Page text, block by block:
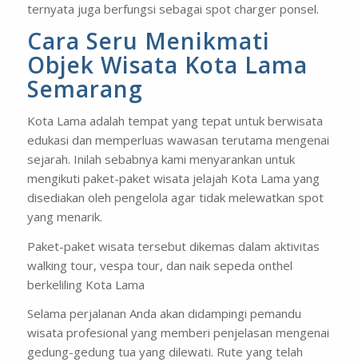
ternyata juga berfungsi sebagai spot chargerponsel.
Cara Seru Menikmati
Objek Wisata Kota Lama
Semarang
Kota Lama adalah tempat yang tepat untuk berwisata
edukasi dan memperluas wawasan terutama mengenai
sejarah. Inilah sebabnya kami menyarankan untuk
mengikuti paket-paket wisata jelajah Kota Lama yang
disediakan oleh pengelola agar tidak melewatkan spot
yang menarik.
Paket-paket wisata tersebut dikemas dalam aktivitas
walking tour, vespa tour, dan naik sepeda onthel
berkeliling Kota Lama
Selama perjalanan Anda akan didampingi pemandu
wisata profesional yang memberi penjelasan mengenai
gedung-gedung tua yang dilewati. Rute yang telah